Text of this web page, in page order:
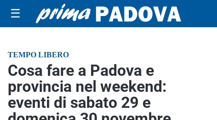
☰
TEMPO LIBERO
Cosa fare a Padova e
provincia nel weekend:
eventi di sabato 29 e